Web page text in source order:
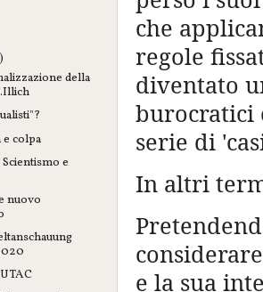
che
regole
diventato
burocratici
serie di
In altri
e la sua
della
e colpa
e
nuovo